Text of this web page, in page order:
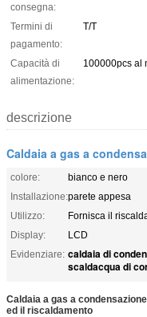
consegna:
Termini di
pagamento:
T/T
Capacità di
alimentazione:
100000pcs al
descrizione
Caldaia a gas a
colore:
bianco e nero
Installazione:parete appesa
Utilizzo:
Fornisca il
Display:
LCD
Evidenziare: caldaia di
scaldacqua di
Caldaia a gas a
ed il riscaldamento